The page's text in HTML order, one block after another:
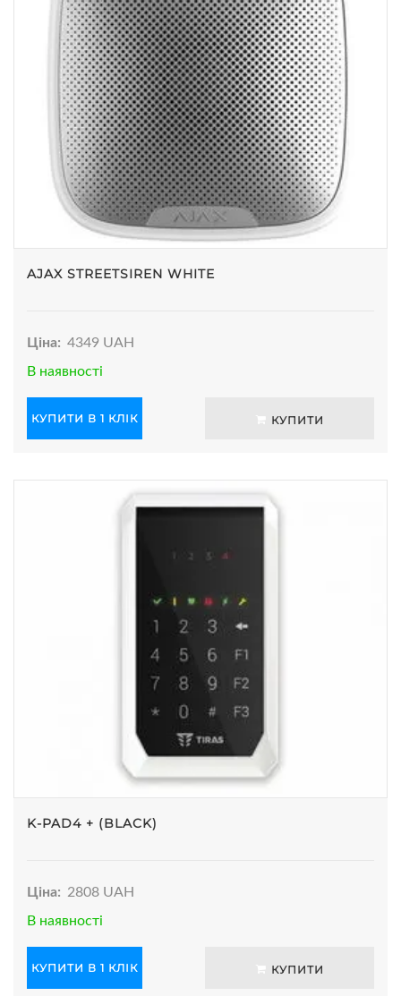
AJAX STREETSIREN WHITE
Ціна: 4349 UAH
В наявності
КУПИТИ В 1 КЛІК КУПИТИ
K-PAD4 + (BLACK)
Ціна: 2808 UAH
В наявності
КУПИТИ В 1 КЛІК КУПИТИ